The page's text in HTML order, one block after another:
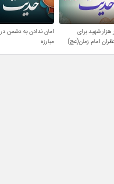
هزار شهید برای
امام زمان(عج)
امان ندادن به دشمن در
مبارزه